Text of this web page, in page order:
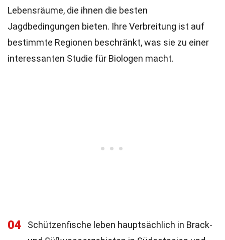
Lebensräume, die ihnen die besten
Jagdbedingungen bieten. Ihre Verbreitung ist auf
bestimmte Regionen beschränkt, was sie zu einer
interessanten Studie für Biologen macht.
04
Schützenfische leben hauptsächlich in Brack-